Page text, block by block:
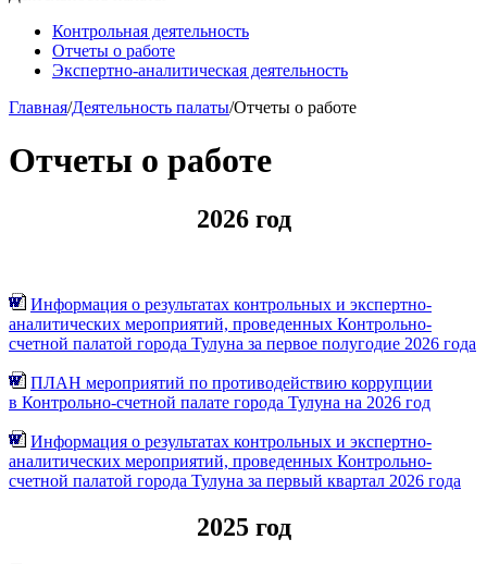
Контрольная деятельность
Отчеты о работе
Экспертно-аналитическая деятельность
Главная/Деятельность палаты/Отчеты о работе
Отчеты о работе
2026 год
Информация о результатах контрольных и экспертно-
аналитических мероприятий, проведенных Контрольно-
счетной палатой города Тулуна за первое полугодие 2026 года
ПЛАН мероприятий по противодействию коррупции
в Контрольно-счетной палате города Тулуна на 2026 год
Информация о результатах контрольных и экспертно-
аналитических мероприятий, проведенных Контрольно-
счетной палатой города Тулуна за первый квартал 2026 года
2025 год